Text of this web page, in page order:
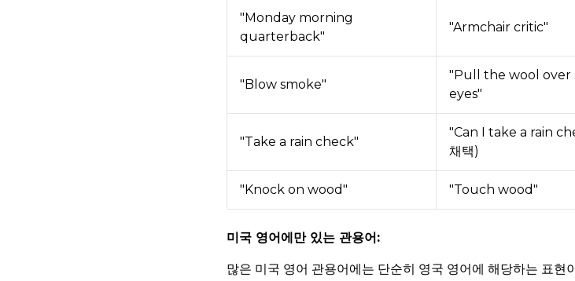
"Monday morning
quarterback"
"Armchair critic"
"Blow smoke"
"Pull the wool over
eyes"
"Take a rain check"
"Can I take a rain
채택)
"Knock on wood" "Touch wood"
미국 영어에만 있는 관용어:
많은 미국 영어 관용어에는 단순히 영국 영어에 해당하는 표현